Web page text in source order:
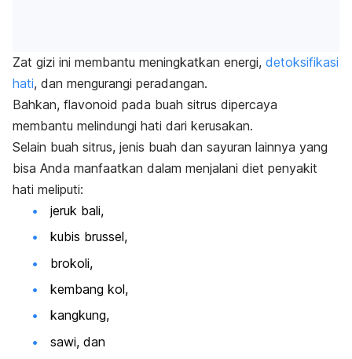
Zat gizi ini membantu meningkatkan energi, detoksifikasi
hati, dan mengurangi peradangan.
Bahkan, flavonoid pada buah sitrus dipercaya
membantu melindungi hati dari kerusakan.
Selain buah sitrus, jenis buah dan sayuran lainnya yang
bisa Anda manfaatkan dalam menjalani diet penyakit
hati meliputi:
jeruk bali,
kubis brussel,
brokoli,
kembang kol,
kangkung,
sawi, dan